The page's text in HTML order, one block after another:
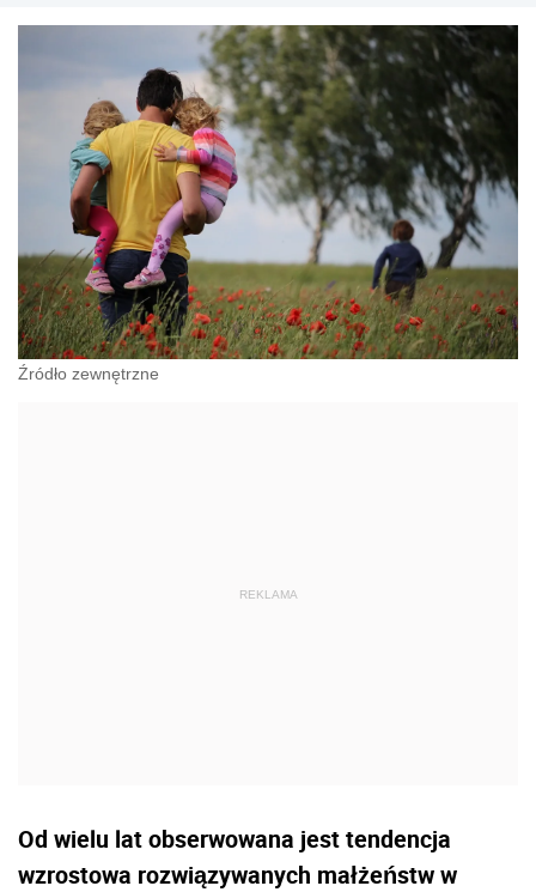
Źródło zewnętrzne
Od wielu lat obserwowana jest tendencja
wzrostowa rozwiązywanych małżeństw w